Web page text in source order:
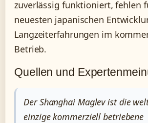
zuverlässig funktioniert, fehlen
neuesten japanischen
Langzeiterfahrungen im
Betrieb.
Quellen und
Der Shanghai Maglev ist die
einzige kommerziell betriebene